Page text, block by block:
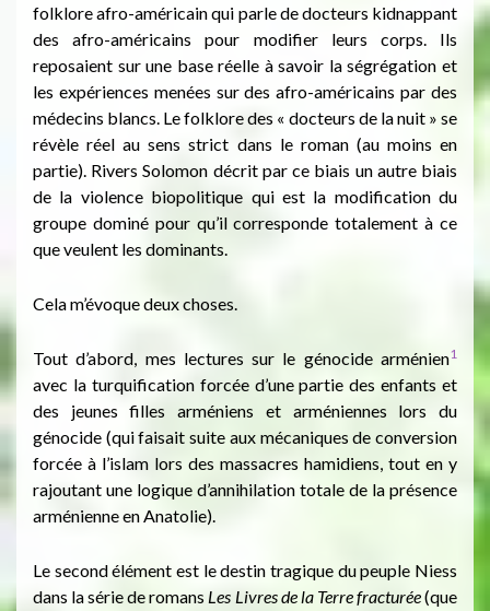
folklore afro-américain qui parle de docteurs kidnappant
des afro-américains pour modifier leurs corps. Ils
reposaient sur une base réelle à savoir la ségrégation et
les expériences menées sur des afro-américains par des
médecins blancs. Le folklore des « docteurs de la nuit » se
révèle réel au sens strict dans le roman (au moins en
partie). Rivers Solomon décrit par ce biais un autre biais
de la violence biopolitique qui est la modification du
groupe dominé pour qu’il corresponde totalement à ce
que veulent les dominants.
Cela m’évoque deux choses.
Tout d’abord, mes lectures sur le génocide arménien1
avec la turquification forcée d’une partie des enfants et
des jeunes filles arméniens et arméniennes lors du
génocide (qui faisait suite aux mécaniques de conversion
forcée à l’islam lors des massacres hamidiens, tout en y
rajoutant une logique d’annihilation totale de la présence
arménienne en Anatolie).
Le second élément est le destin tragique du peuple Niess
dans la série de romans Les Livres de la Terre fracturée(que